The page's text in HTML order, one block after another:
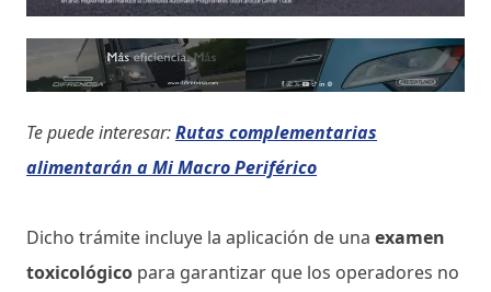
Te puede interesar:Rutas complementarias
alimentarán a Mi Macro Periférico
Dicho trámite incluye la aplicación de una examen
toxicológico para garantizar que los operadores no